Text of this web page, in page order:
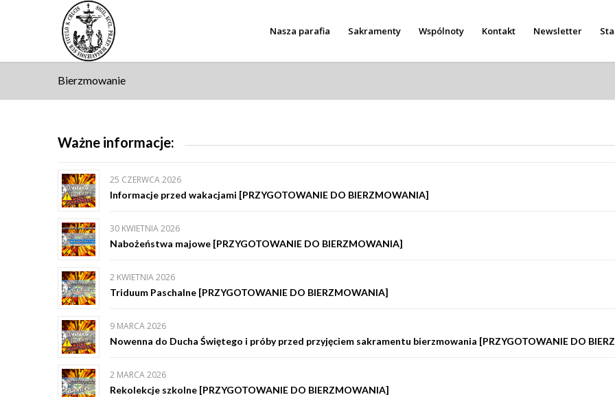
Nasza parafia Sakramenty Wspólnoty Kontakt Newsletter
Bierzmowanie
Ważne informacje:
25 CZERWCA 2026
Informacje przed wakacjami [PRZYGOTOWANIE DO BIERZMOWANIA]
30 KWIETNIA 2026
Nabożeństwa majowe [PRZYGOTOWANIE DO BIERZMOWANIA]
2 KWIETNIA 2026
Triduum Paschalne [PRZYGOTOWANIE DO BIERZMOWANIA]
9 MARCA 2026
Nowenna do Ducha Świętego i próby przed przyjęciem sakramentu bierzmowania [PRZYGOTOWANIE DO
2 MARCA 2026
Rekolekcje szkolne [PRZYGOTOWANIE DO BIERZMOWANIA]